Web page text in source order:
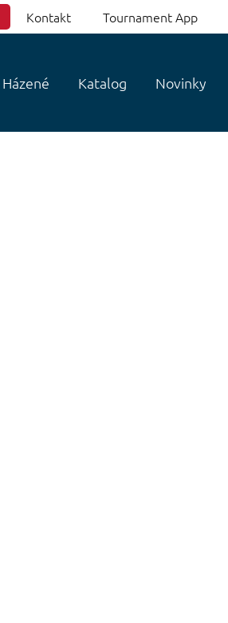
Kontakt Tournament App
Házené Katalog Novinky